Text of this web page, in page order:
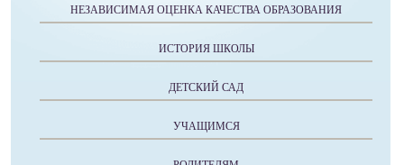
НЕЗАВИСИМАЯ ОЦЕНКА КАЧЕСТВА ОБРАЗОВАНИЯ
ИСТОРИЯ ШКОЛЫ
ДЕТСКИЙ САД
УЧАЩИМСЯ